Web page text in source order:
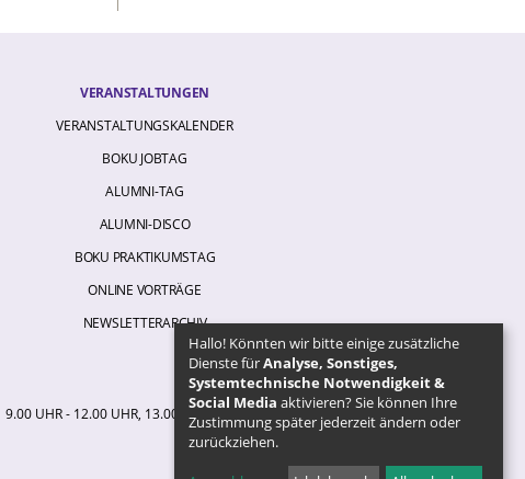
VERANSTALTUNGEN
VERANSTALTUNGSKALENDER
BOKU JOBTAG
ALUMNI-TAG
ALUMNI-DISCO
BOKU PRAKTIKUMSTAG
ONLINE VORTRÄGE
NEWSLETTERARCHIV
9.00 UHR - 12.00 UHR, 13.00 UHR - 16.00 UHR
Hallo! Könnten wir bitte einige zusätzliche
Dienste fürAnalyse, Sonstiges,
Systemtechnische Notwendigkeit &
Social Media aktivieren? Sie können Ihre
Zustimmung später jederzeit ändern oder
zurückziehen.